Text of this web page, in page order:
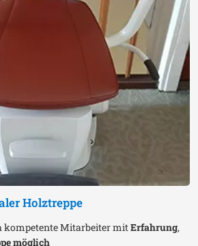
Holztreppe
kompetente Mitarbeiter mitErfahrung,
möglich